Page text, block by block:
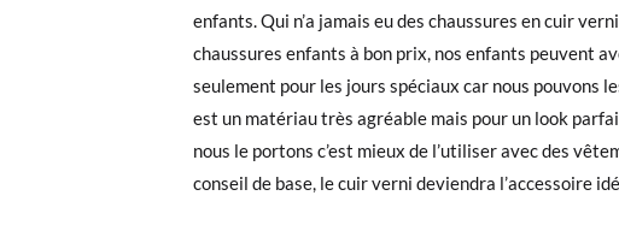
enfants. Qui n’a jamais eu des chaussures en cuir
chaussures enfants à bon prix, nos enfants peuvent
seulement pour les jours spéciaux car nous pouvons
est un matériau très agréable mais pour un look
nous le portons c’est mieux de l’utiliser avec des
conseil de base, le cuir verni deviendra l’accessoire